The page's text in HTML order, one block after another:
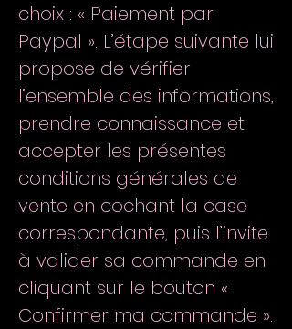
choix : « Paiement par
Paypal ». L’étape suivante lui
propose de vérifier
l’ensemble des informations,
prendre connaissance et
accepter les présentes
conditions générales de
vente en cochant la case
correspondante, puis l’invite
à valider sa commande en
cliquant sur le bouton «
Confirmer ma commande ».